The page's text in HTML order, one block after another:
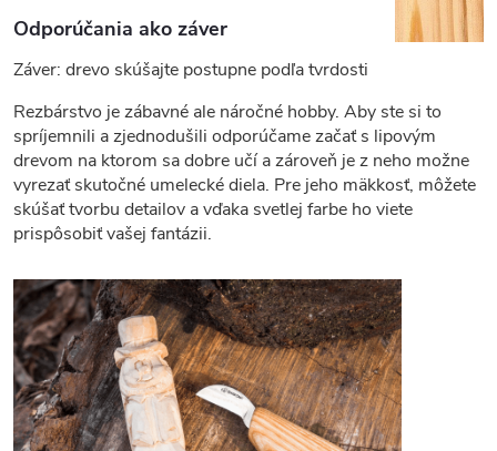
Odporúčania ako záver
Záver: drevo skúšajte postupne podľa tvrdosti
Rezbárstvo je zábavné ale náročné hobby. Aby ste si to
spríjemnili a zjednodušili odporúčame začať s lipovým
drevom na ktorom sa dobre učí a zároveň je z neho možne
vyrezať skutočné umelecké diela. Pre jeho mäkkosť, môžete
skúšať tvorbu detailov a vďaka svetlej farbe ho viete
prispôsobiť vašej fantázii.